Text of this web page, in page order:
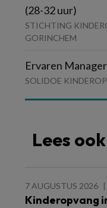
(28-32 uur)
STICHTING
GORINCHEM
Ervaren
SOLIDOE
Lees ook
7 AUGUSTUS 2026
Kinderopvang